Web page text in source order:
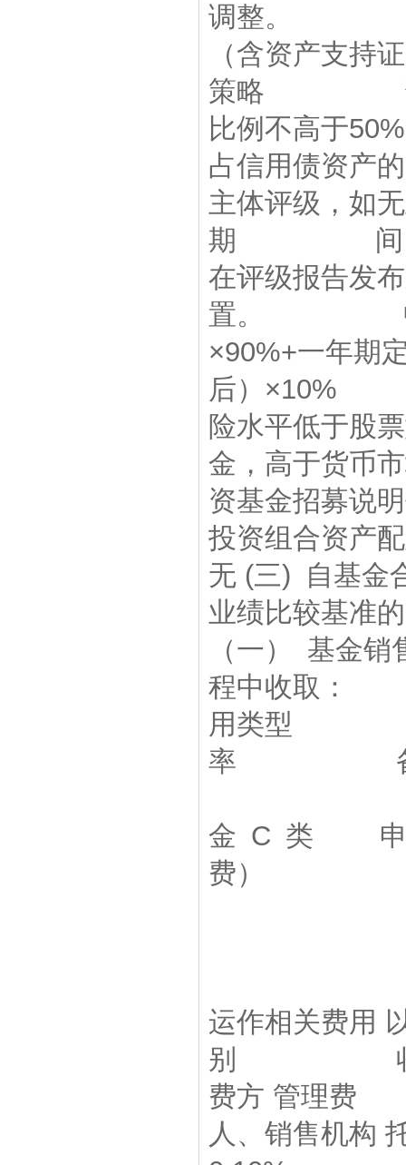
调整。 具
（含资产支持
策略 资于信
比例不高于
占信用债资
主体评级，如
期 间，如果
在评级报告
置。 中债-
×90%+一年
后）×10%
险水平低于
金，高于货币
资基金招募说
投资组合资产
无 (三) 自基金
业绩比较基准
（一） 基金
程中收取
用类
率 备
金 C 类 申
费）
运作相关费用
别 收
费方 管
人、销